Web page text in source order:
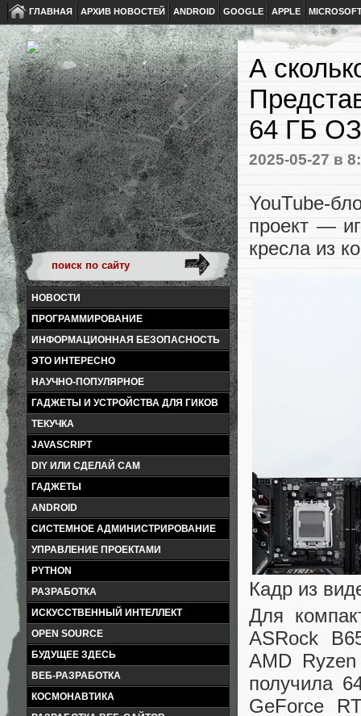
ГЛАВНАЯ АРХИВ НОВОСТЕЙ ANDROID GOOGLE APPLE
НОВОСТИ
ПРОГРАММИРОВАНИЕ
ИНФОРМАЦИОННАЯ БЕЗОПАСНОСТЬ
ЭТО ИНТЕРЕСНО
НАУЧНО-ПОПУЛЯРНОЕ
ГАДЖЕТЫ И УСТРОЙСТВА ДЛЯ ГИКОВ
ТЕКУЧКА
JAVASCRIPT
DIY ИЛИ СДЕЛАЙ САМ
ГАДЖЕТЫ
ANDROID
СИСТЕМНОЕ АДМИНИСТРИРОВАНИЕ
УПРАВЛЕНИЕ ПРОЕКТАМИ
PYTHON
РАЗРАБОТКА
ИСКУССТВЕННЫЙ ИНТЕЛЛЕКТ
OPEN SOURCE
БУДУЩЕЕ ЗДЕСЬ
ВЕБ-РАЗРАБОТКА
КОСМОНАВТИКА
А
64 ГБ
2025-05-27 в
YouTube-
проект —
кресла из
Кадр из
Для
ASRock
AMD
получила
GeForce